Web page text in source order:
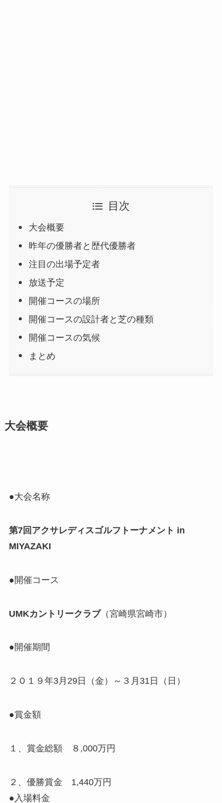
目次
大会概要
昨年の優勝者と歴代優勝者
注目の出場予定者
放送予定
開催コースの場所
開催コースの設計者と芝の種類
開催コースの気候
まとめ
大会概要
●大会名称
第7回アクサレディスゴルフトーナメント in
MIYAZAKI
●開催コース
UMKカントリークラブ（宮崎県宮崎市）
●開催期間
２０１９年3月29日（金）～３月31日（日）
●賞金額
１、賞金総額 ８,000万円
２、優勝賞金 1,440万円
●入場料金